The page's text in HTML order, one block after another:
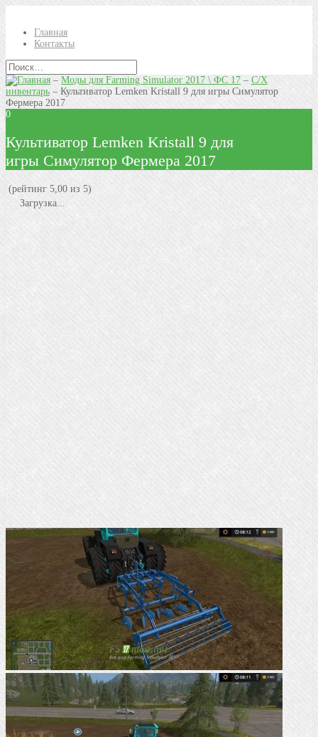
Главная
Контакты
–Моды для Farming Simulator 2017 \ ФС 17– С/Х
инвентарь – Культиватор Lemken Kristall 9 для игры Симулятор
Фермера 2017
0
Культиватор Lemken Kristall 9 для
игры Симулятор Фермера 2017
(рейтинг 5,00 из 5)
Загрузка...